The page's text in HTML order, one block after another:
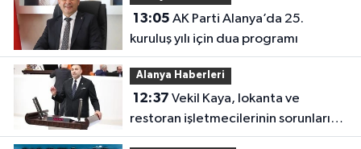
13:05
kuruluş yılı için dua programı
Alanya Haberleri
12:37
restoran işletmecilerinin sorunlarını
TBMM’ye taşıdı